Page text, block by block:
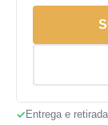
Entrega e